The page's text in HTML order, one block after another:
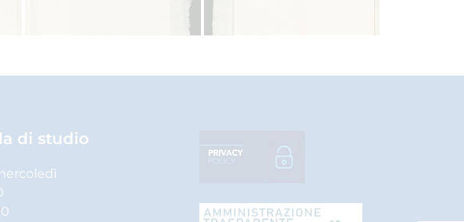
di studio